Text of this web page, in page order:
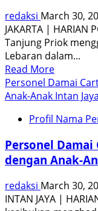
|
Perketat
di
Jakarta
redaksi March 30,
JAKARTA | HARIAN
Tanjung Priok
Lebaran dalam...
Read MoreRead
more
about
Basmi
Preman
Ormas
Personel Damai
Anak-Anak Intan Jaya
Profil Nama
Personel Damai
dengan Anak-
redaksi March 30,
INTAN JAYA |